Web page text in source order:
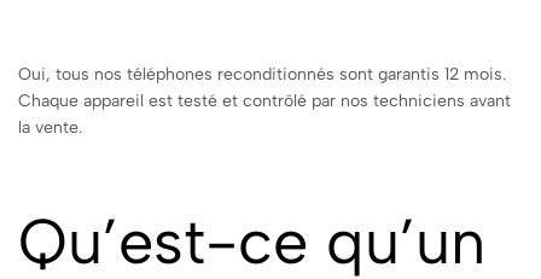
Oui, tous nos téléphones reconditionnés sont garantis 12 mois.
Chaque appareil est testé et contrôlé par nos techniciens avant
la vente.
Qu’est-ce qu’un